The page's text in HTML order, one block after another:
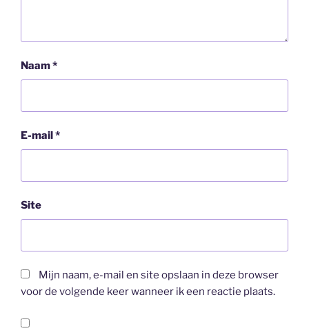
Naam*
E-mail*
Site
Mijn naam, e-mail en site opslaan in deze browser
voor de volgende keer wanneer ik een reactie plaats.